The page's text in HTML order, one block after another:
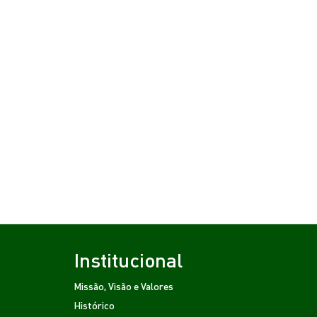
Institucional
Missão, Visão e Valores
Histórico